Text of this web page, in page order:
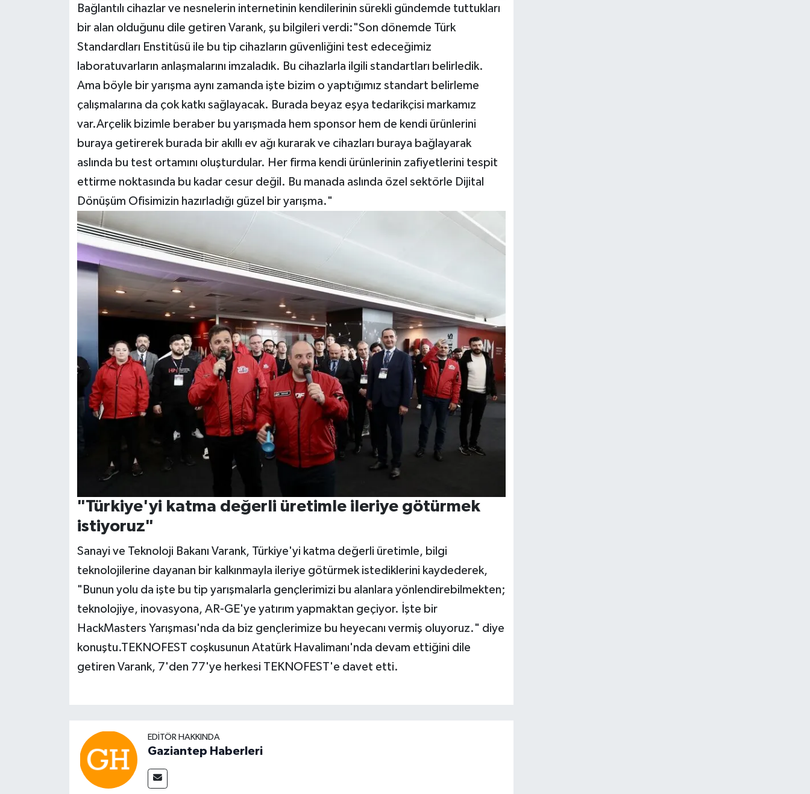
Bağlantılı cihazlar ve nesnelerin internetinin kendilerinin sürekli gündemde tuttukları
bir alan olduğunu dile getiren Varank, şu bilgileri verdi:"Son dönemde Türk
Standardları Enstitüsü ile bu tip cihazların güvenliğini test edeceğimiz
laboratuvarların anlaşmalarını imzaladık. Bu cihazlarla ilgili standartları belirledik.
Ama böyle bir yarışma aynı zamanda işte bizim o yaptığımız standart belirleme
çalışmalarına da çok katkı sağlayacak. Burada beyaz eşya tedarikçisi markamız
var.Arçelik bizimle beraber bu yarışmada hem sponsor hem de kendi ürünlerini
buraya getirerek burada bir akıllı ev ağı kurarak ve cihazları buraya bağlayarak
aslında bu test ortamını oluşturdular. Her firma kendi ürünlerinin zafiyetlerini tespit
ettirme noktasında bu kadar cesur değil. Bu manada aslında özel sektörle Dijital
Dönüşüm Ofisimizin hazırladığı güzel bir yarışma."
"Türkiye'yi katma değerli üretimle ileriye götürmek
istiyoruz"
Sanayi ve Teknoloji Bakanı Varank, Türkiye'yi katma değerli üretimle, bilgi
teknolojilerine dayanan bir kalkınmayla ileriye götürmek istediklerini kaydederek,
"Bunun yolu da işte bu tip yarışmalarla gençlerimizi bu alanlara yönlendirebilmekten;
teknolojiye, inovasyona, AR-GE'ye yatırım yapmaktan geçiyor. İşte bir
HackMasters Yarışması'nda da biz gençlerimize bu heyecanı vermiş oluyoruz." diye
konuştu.TEKNOFEST coşkusunun Atatürk Havalimanı'nda devam ettiğini dile
getiren Varank, 7'den 77'ye herkesi TEKNOFEST'e davet etti.
EDITÖR HAKKINDA
Gaziantep Haberleri